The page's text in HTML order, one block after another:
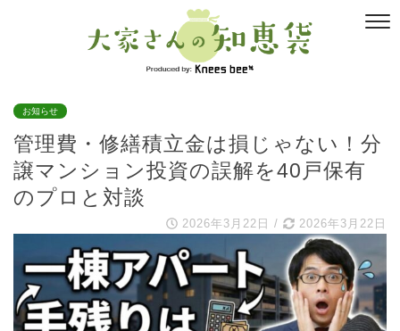
お知らせ
管理費・修繕積立金は損じゃない！分
譲マンション投資の誤解を40戸保有
のプロと対談
2026年3月22日 / 2026年3月22日